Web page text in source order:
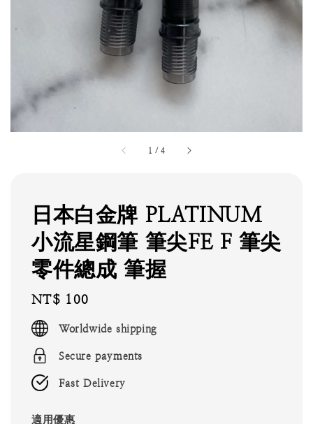
1 /4
日本白金牌 PLATINUM
小流星鋼筆 筆尖FE F 筆尖
零件總成 筆握
Regular
price
NT$ 100
Worldwide shipping
Secure payments
Fast Delivery
適用優惠